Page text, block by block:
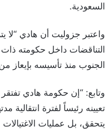
السعودية.
واعتبر جزوليت أن هادي
التناقضات داخل حكومته ذات
الجنوب منذ تأسيسه بإيعاز
وتابع: “إن حكومة هادي
يتحقق، بل عمليات